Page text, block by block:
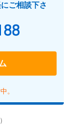
ご相談下さ
。